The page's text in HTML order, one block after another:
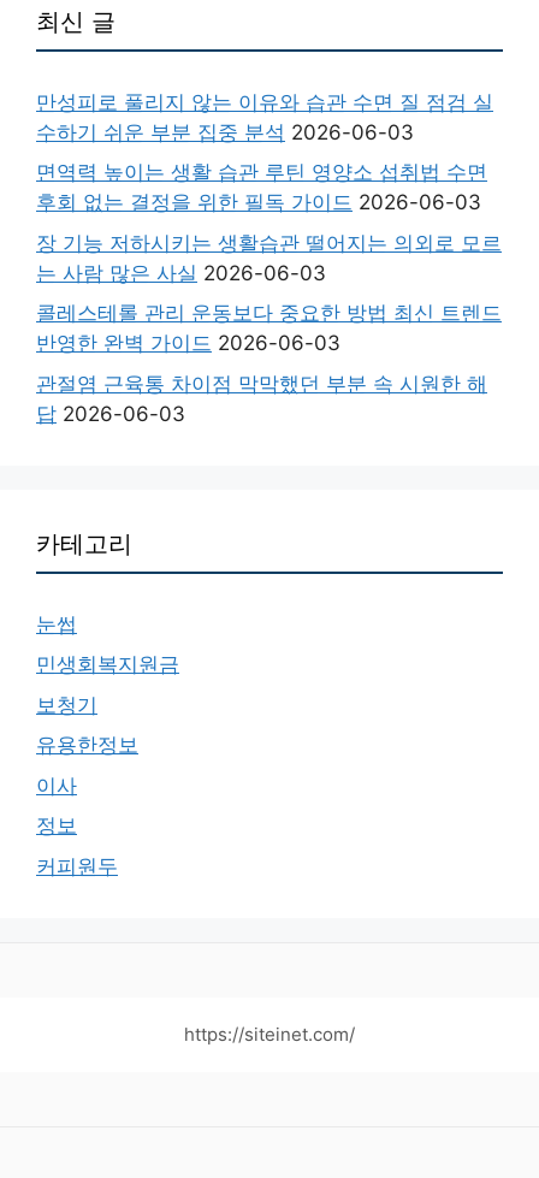
최신 글
만성피로 풀리지 않는 이유와 습관 수면 질 점검 실
수하기 쉬운 부분 집중 분석 2026-06-03
면역력 높이는 생활 습관 루틴 영양소 섭취법 수면
후회 없는 결정을 위한 필독 가이드 2026-06-03
장 기능 저하시키는 생활습관 떨어지는 의외로 모르
는 사람 많은 사실 2026-06-03
콜레스테롤 관리 운동보다 중요한 방법 최신 트렌드
반영한 완벽 가이드 2026-06-03
관절염 근육통 차이점 막막했던 부분 속 시원한 해
답 2026-06-03
카테고리
눈썹
민생회복지원금
보청기
유용한정보
이사
정보
커피원두
https://siteinet.com/